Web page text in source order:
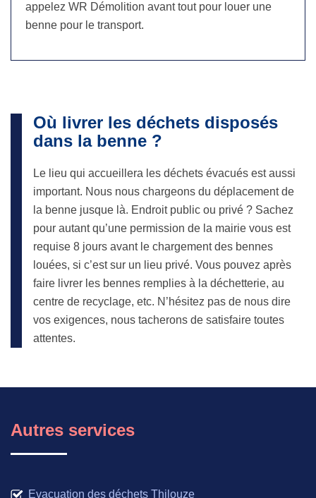
appelez WR Démolition avant tout pour louer une
benne pour le transport.
Où livrer les déchets disposés
dans la benne ?
Le lieu qui accueillera les déchets évacués est aussi
important. Nous nous chargeons du déplacement de
la benne jusque là. Endroit public ou privé ? Sachez
pour autant qu’une permission de la mairie vous est
requise 8 jours avant le chargement des bennes
louées, si c’est sur un lieu privé. Vous pouvez après
faire livrer les bennes remplies à la déchetterie, au
centre de recyclage, etc. N’hésitez pas de nous dire
vos exigences, nous tacherons de satisfaire toutes
attentes.
Autres services
Evacuation des déchets Thilouze